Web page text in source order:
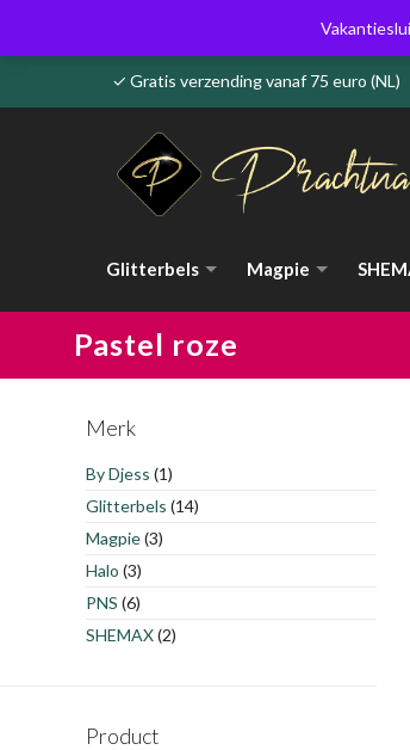
✓ Gratis verzending vanaf 75 euro
Glitterbels Magpie
Pastel roze
Merk
By Djess (1)
Glitterbels (14)
Magpie(3)
Halo (3)
PNS (6)
SHEMAX(2)
Product